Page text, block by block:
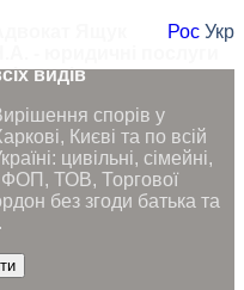
Рос Укр
видів
спорів у
Києві та по всій
цивільні, сімейні,
ФОП, ТОВ, Торгової
без згоди батька та